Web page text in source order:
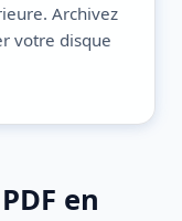
Archivez
votre disque
en